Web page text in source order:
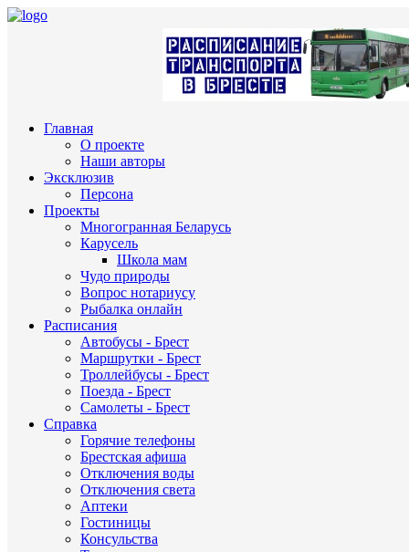
Главная
О проекте
Наши авторы
Эксклюзив
Персона
Проекты
Многогранная Беларусь
Карусель
Школа мам
Чудо природы
Вопрос нотариусу
Рыбалка онлайн
Расписания
Автобусы - Брест
Маршрутки - Брест
Троллейбусы - Брест
Поезда - Брест
Самолеты - Брест
Справка
Горячие телефоны
Брестская афиша
Отключения воды
Отключения света
Аптеки
Гостиницы
Консульства